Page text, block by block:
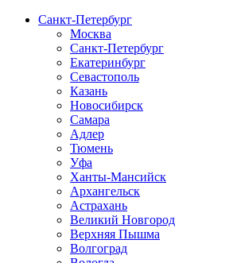
Санкт-Петербург
Москва
Санкт-Петербург
Екатеринбург
Севастополь
Казань
Новосибирск
Самара
Адлер
Тюмень
Уфа
Ханты-Мансийск
Архангельск
Астрахань
Великий Новгород
Верхняя Пышма
Волгоград